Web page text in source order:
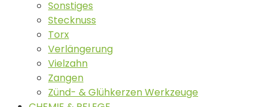
Sonstiges
Stecknuss
Torx
Verlängerung
Vielzahn
Zangen
Zünd- & Glühkerzen Werkzeuge